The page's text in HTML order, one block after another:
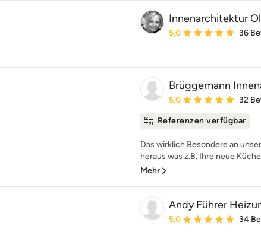
Innenarchitektur
Durchschnittliche
5,0 36
Brüggemann
Durchschnittliche
5,0 32
Referenzen verfügbar
Das wirklich Besondere an
heraus was z.B. Ihre neue
Mehr
Andy Führer
Durchschnittliche
5,0 34